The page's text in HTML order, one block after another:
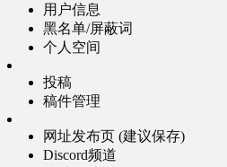
用户信息
黑名单/屏蔽词
个人空间
投稿
稿件管理
网址发布页 (建议保存)
Discord频道